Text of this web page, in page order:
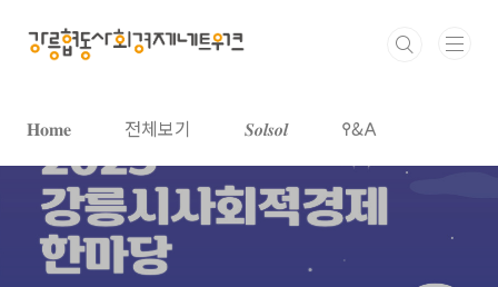
𝐇𝐨𝐦𝐞 전체보기 𝑺𝒐𝒍𝒔𝒐𝒍 𐌒&𐌀